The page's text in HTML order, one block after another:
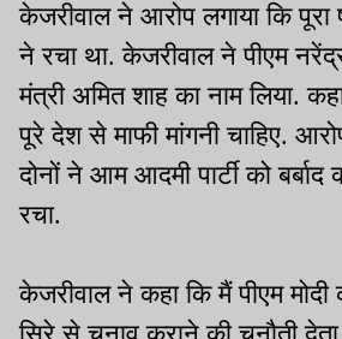
केजरीवाल ने आरोप लगाया कि पूरा
ने रचा था. केजरीवाल ने पीएम
मंत्री अमित शाह का नाम लिया.
पूरे देश से माफी मांगनी चाहिए.
दोनों ने आम आदमी पार्टी को
रचा.
केजरीवाल ने कहा कि मैं पीएम मोदी